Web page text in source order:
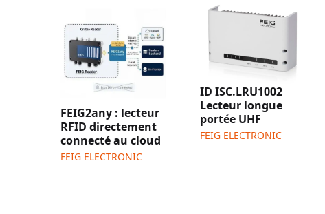
FEIG2any : lecteur
RFID directement
connecté au cloud
FEIG ELECTRONIC
ID ISC.LRU1002
Lecteur longue
portée UHF
FEIG ELECTRONIC